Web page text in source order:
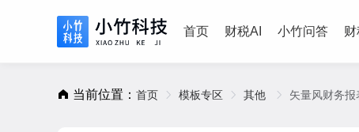
首页 财税AI 小竹问答
当前位置： 首页 模板专区 其他 矢量风财务